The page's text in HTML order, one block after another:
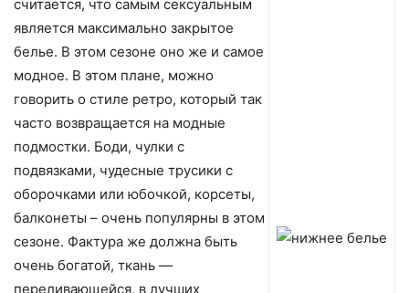
считается, что самым сексуальным
является максимально закрытое
белье. В этом сезоне оно же и самое
модное. В этом плане, можно
говорить о стиле ретро, который так
часто возвращается на модные
подмостки. Боди, чулки с
подвязками, чудесные трусики с
оборочками или юбочкой, корсеты,
балконеты – очень популярны в этом
сезоне. Фактура же должна быть
очень богатой, ткань —
переливающейся, в лучших